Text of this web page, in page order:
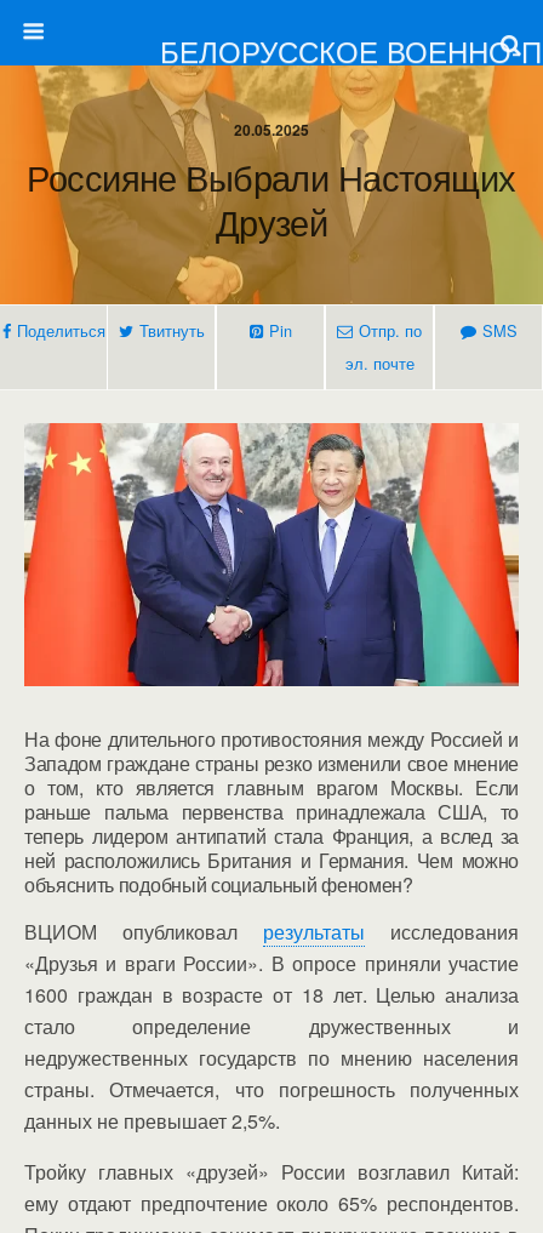
БЕЛОРУССКОЕ ВОЕННО-
20.05.2025
Россияне Выбрали Настоящих
Друзей
Поделиться Твитнуть Pin
Отпр. по
эл. почте
SMS
На фоне длительного противостояния между Россией и
Западом граждане страны резко изменили свое мнение
о том, кто является главным врагом Москвы. Если
раньше пальма первенства принадлежала США, то
теперь лидером антипатий стала Франция, а вслед за
ней расположились Британия и Германия. Чем можно
объяснить подобный социальный феномен?
ВЦИОМ опубликовал результаты исследования
«Друзья и враги России». В опросе приняли участие
1600 граждан в возрасте от 18 лет. Целью анализа
стало определение дружественных и
недружественных государств по мнению населения
страны. Отмечается, что погрешность полученных
данных не превышает 2,5%.
Тройку главных «друзей» России возглавил Китай:
ему отдают предпочтение около 65% респондентов.